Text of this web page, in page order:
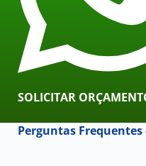
SOLICITAR
Perguntas